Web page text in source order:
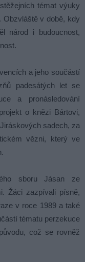
témat výuky
Obzvláště v době, kdy
národ i budoucnost,
a jeho součástí
padesátých let se
a pronásledování
o knězi Bártovi,
sadech, za
vězni, který ve
sboru Jásan ze
Žáci zazpívali písně,
v roce 1989 a také
tématu perzekuce
což se rovněž